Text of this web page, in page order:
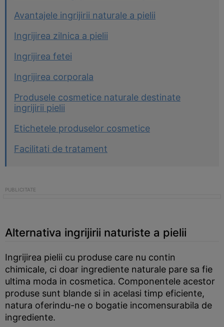
Avantajele ingrijirii naturale a pielii
Ingrijirea zilnica a pielii
Ingrijirea fetei
Ingrijirea corporala
Produsele cosmetice naturale destinate
ingrijirii pielii
Etichetele produselor cosmetice
Facilitati de tratament
Alternativa ingrijirii naturiste a pielii
Ingrijirea pielii cu produse care nu contin
chimicale, ci doar ingrediente naturale pare sa fie
ultima moda in cosmetica. Componentele acestor
produse sunt blande si in acelasi timp eficiente,
natura oferindu-ne o bogatie incomensurabila de
ingrediente.